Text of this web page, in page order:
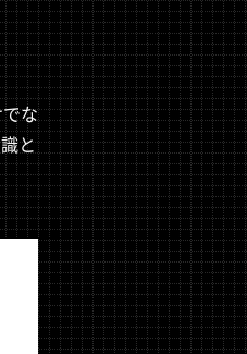
な
と